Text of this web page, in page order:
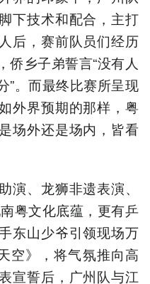
下技术和配合，主打
后，赛前队员们经历
侨乡子弟誓言“没有人
”。而最终比赛所呈现
外界预期的那样，粤
场外还是场内，皆看
演、龙狮非遗表演、
粤文化底蕴，更有乒
东山少爷引领现场万
空》，将气氛推向高
宣誓后，广州队与江